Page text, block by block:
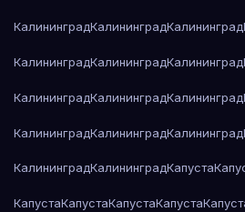
КалининградКалининградКалининград
КалининградКалининградКалининград
КалининградКалининградКалининград
КалининградКалининградКалининград
КалининградКалининградКапуста
КапустаКапустаКапустаКапуста